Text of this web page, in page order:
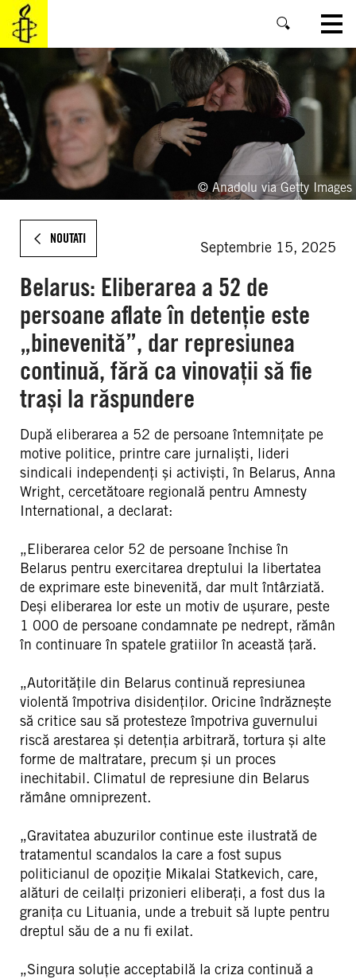
SKIP
MAIN
CONTENT
© Anadolu via Getty Images
NOUTATI
Septembrie 15, 2025
Belarus: Eliberarea a 52 de
persoane aflate în detenție este
„binevenită”, dar represiunea
continuă, fără ca vinovații să fie
trași la răspundere
După eliberarea a 52 de persoane întemnițate pe
motive politice, printre care jurnaliști, lideri
sindicali independenți și activiști, în Belarus, Anna
Wright, cercetătoare regională pentru Amnesty
International, a declarat:
„Eliberarea celor 52 de persoane închise în
Belarus pentru exercitarea dreptului la libertatea
de exprimare este binevenită, dar mult întârziată.
Deși eliberarea lor este un motiv de ușurare, peste
1 000 de persoane condamnate pe nedrept, rămân
în continuare în spatele gratiilor în această țară.
„Autoritățile din Belarus continuă represiunea
violentă împotriva disidenților. Oricine îndrăznește
să critice sau să protesteze împotriva guvernului
riscă arestarea și detenția arbitrară, tortura și alte
forme de maltratare, precum și un proces
inechitabil. Climatul de represiune din Belarus
rămâne omniprezent.
„Gravitatea abuzurilor continue este ilustrată de
tratamentul scandalos la care a fost supus
politicianul de opoziție Mikalai Statkevich, care,
alături de ceilalți prizonieri eliberați, a fost dus la
granița cu Lituania, unde a trebuit să lupte pentru
dreptul său de a nu fi exilat.
„Singura soluție acceptabilă la criza continuă a